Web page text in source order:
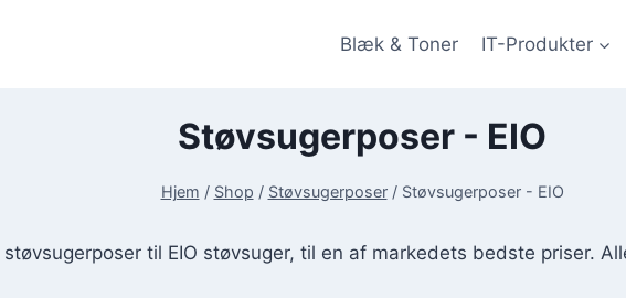
Blæk & Toner IT-Produkter
Støvsugerposer - EIO
Hjem / Shop / Støvsugerposer / Støvsugerposer - EIO
til EIO støvsuger, til en af markedets bedste priser.